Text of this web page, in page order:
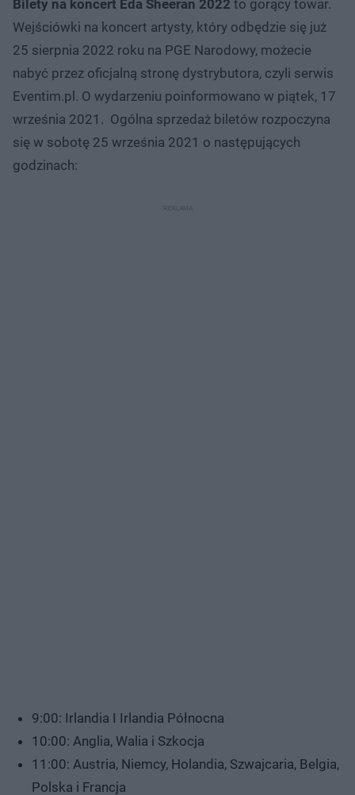
Bilety na koncert Eda Sheeran 2022 to gorący towar.
Wejściówki na koncert artysty, który odbędzie się już
25 sierpnia 2022 roku na PGE Narodowy, możecie
nabyć przez oficjalną stronę dystrybutora, czyli serwis
Eventim.pl. O wydarzeniu poinformowano w piątek, 17
września 2021. Ogólna sprzedaż biletów rozpoczyna
się w sobotę 25 września 2021 o następujących
godzinach:
9:00: Irlandia I Irlandia Północna
10:00: Anglia, Walia i Szkocja
11:00: Austria, Niemcy, Holandia, Szwajcaria, Belgia,
Polska i Francja